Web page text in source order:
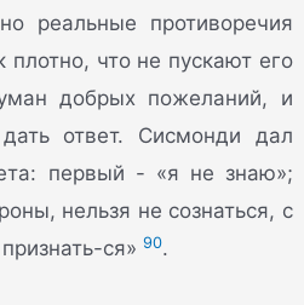
реальные противоречия
плотно, что не пускают его
добрых пожеланий, и
ответ. Сисмонди дал
первый - «я не знаю»;
нельзя не сознаться, с
ся»90.